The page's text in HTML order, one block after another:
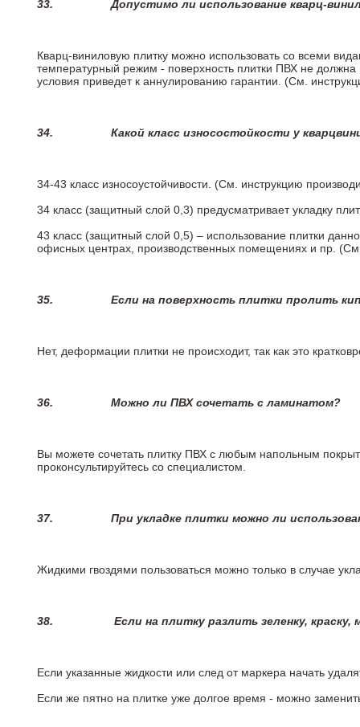
33.Допустимо ли использование кварц-
Кварц-виниловую плитку можно использовать со всеми
температурный режим - поверхность плитки ПВХ не
условия приведет к аннулированию гарантии. (См.
34. Какой класс износостойкости у
34-43 класс износоустойчивости. (См. инструкцию
34 класс (защитный слой 0,3) предусматривает укладку
43 класс (защитный слой 0,5) – использование плитки
офисных центрах, производственных помещениях и пр.
35. Если на поверхность плитки пролить
Нет, деформации плитки не происходит, так как это
36. Можно ли ПВХ сочетать с ламинатом?
Вы можете сочетать плитку ПВХ с любым напольным
проконсультируйтесь со специалистом.
37. При укладке плитки можно ли
Жидкими гвоздями пользоваться можно только в случае
38. Если на плитку разлить зеленку,
Если указанные жидкости или след от маркера начать
Если же пятно на плитке уже долгое время - можно